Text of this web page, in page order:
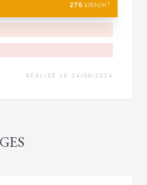
276 kWh/m²
RÉALISÉ LE 24/09/2024